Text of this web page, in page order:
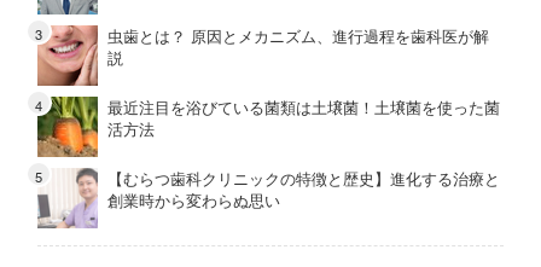
虫歯とは？ 原因とメカニズム、進行過程を歯科医が解
説
最近注目を浴びている菌類は土壌菌！土壌菌を使った菌
活方法
【むらつ歯科クリニックの特徴と歴史】進化する治療と
創業時から変わらぬ思い